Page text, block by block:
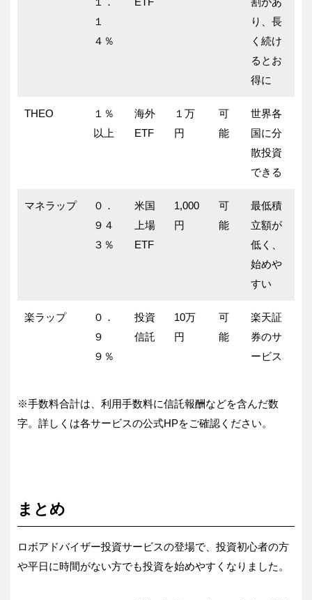
１
４％
り、長
く続け
るとお
得に
THEO
１％
以上
海外
ETF
１万
円
可
能
世界各
国に分
散投資
できる
マネラップ
０．
９４
３％
米国
上場
ETF
1,000
円
可
能
最低積
立額が
低く、
始めや
すい
楽ラップ
０．
９
９％
投資
信託
10万
円
可
能
楽天証
券のサ
ービス
※手数料合計は、利用手数料に信託報酬などを含んだ数
字。詳しくは各サービスの公式HPをご確認ください。
まとめ
ロボアドバイザー投資サービスの登場で、投資初心者の方
や平日に時間がない方でも投資を始めやすくなりました。